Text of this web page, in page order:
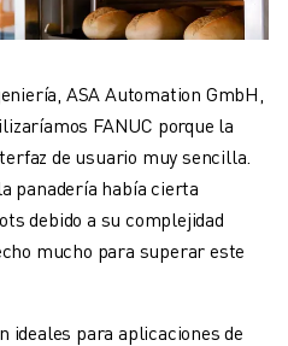
ASA Automation GmbH,
FANUC porque la
de usuario muy sencilla.
panadería había cierta
debido a su complejidad
mucho para superar este
ideales para aplicaciones de